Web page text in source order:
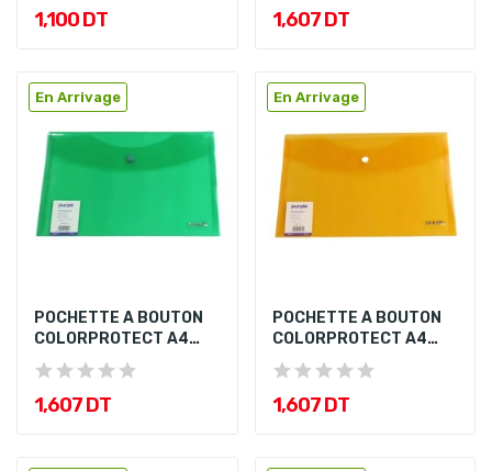
1,100 DT 1,607 DT
En Arrivage
POCHETTE A BOUTON
COLORPROTECT A4
Vert
1,607 DT
En Arrivage
POCHETTE A BOUTON
COLORPROTECT A4
ORANGE
1,607 DT